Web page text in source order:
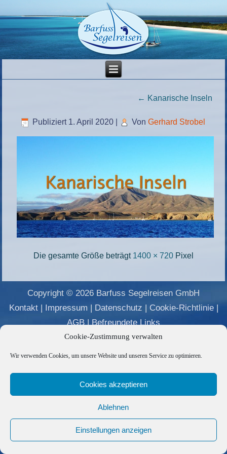
Cookie-Zustimmung verwalten
Wir verwenden Cookies, um unsere Website und unseren Service zu optimieren.
Cookies akzeptieren
Ablehnen
Einstellungen anzeigen
← Kanarische Inseln
Publiziert 1. April 2020 Von Gerhard Strobel
Die gesamte Größe beträgt 1400 × 720 Pixel
Copyright © 2026 Barfuss Segelreisen GmbH
Kontakt| Impressum | Datenschutz | Cookie-Richtlinie|
AGB|Befreundete Links